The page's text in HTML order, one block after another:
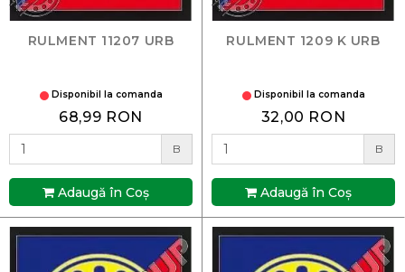
RULMENT 11207 URB
Disponibil la comanda
68,99 RON
B
Adaugă în Coş
RULMENT 1209 K URB
Disponibil la comanda
32,00 RON
B
Adaugă în Coş